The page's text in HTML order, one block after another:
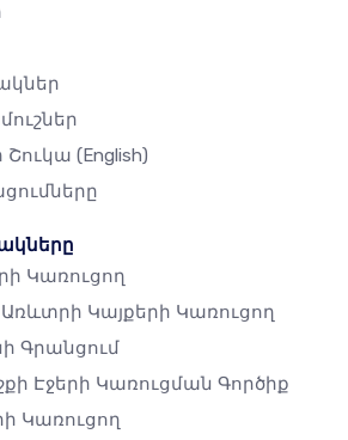
Շուկա (English)
Կառուցող
Առևտրի Կայքերի Կառուցող
Գրանցում
Էջերի Կառուցման Գործիք
Կառուցող